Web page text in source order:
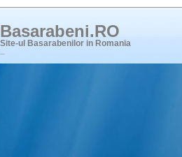
Basarabeni.RO
Site-ul Basarabenilor in Romania